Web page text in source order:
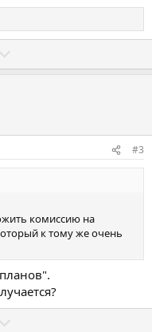
р
и
#3
комиссию на
к тому же очень